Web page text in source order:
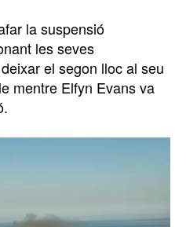
la suspensió
les seves
el segon lloc al seu
mentre Elfyn Evans va